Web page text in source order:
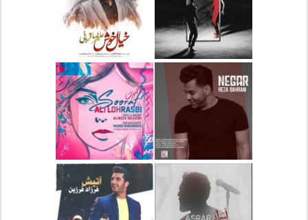
دانلود آلبوم جدید سیروان
خسروی بنام مونولوگ
دانلود آهنگ جدید علیرضا
قربانی بنام خیال خوش
دانلود آهنگ جدید رضا
بهرام بنام نگار
دانلود آهنگ جدید علی
لهراسبی بنام صورت